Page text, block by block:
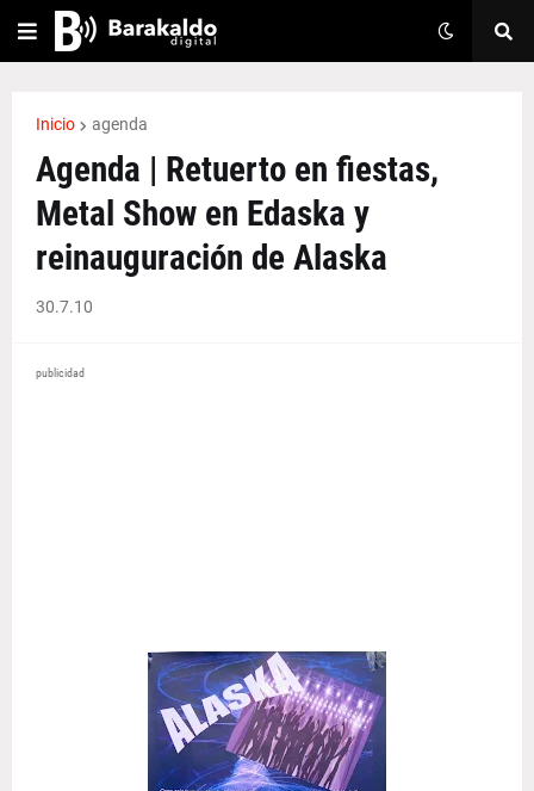
Inicio agenda
Agenda | Retuerto en fiestas,
Metal Show en Edaska y
reinauguración de Alaska
30.7.10
publicidad